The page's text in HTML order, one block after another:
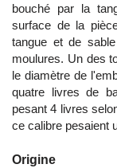
bouché par la
surface de la
tangue et de
moulures. Un des
le diamètre de
quatre livres de
pesant 4 livres
ce calibre pesaient
Origine